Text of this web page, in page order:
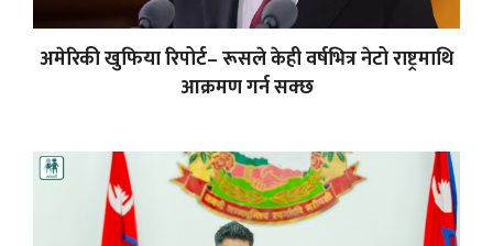
अमेरिकी खुफिया रिपोर्ट– रूसले केही वर्षभित्र नेटो राष्ट्रमाथि
आक्रमण गर्न सक्छ